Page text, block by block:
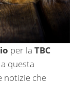
per la TBC
questa
notizie che